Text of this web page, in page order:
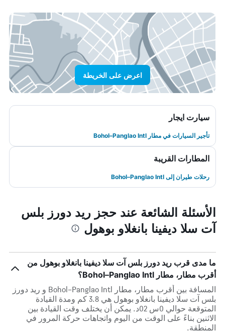
اعرض على الخريطة
سيارت ايجار
تأجير السيارات في مطار Bohol–Panglao Intl
المطارات القريبة
رحلات طيران إلى Bohol–Panglao Intl
الأسئلة الشائعة عند حجز ريد دورز بلس
آت سلا ديفينا بانغلاو بوهول
ما مدى قرب ريد دورز بلس آت سلا ديفينا بانغلاو بوهول من
أقرب مطار، مطار Bohol–Panglao Intl؟
المسافة بين أقرب مطار، مطار Bohol–Panglao Intl و ريد دورز
بلس آت سلا ديفينا بانغلاو بوهول هي 3.8 كم ومدة القيادة
المتوقعة حوالي 0س 02د. يمكن أن يختلف وقت القيادة بين
الاثنين بناءً على الوقت من اليوم واتجاهات حركة المرور في
المنطقة.